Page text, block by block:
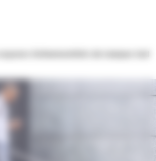
événementiels du Campus Sud